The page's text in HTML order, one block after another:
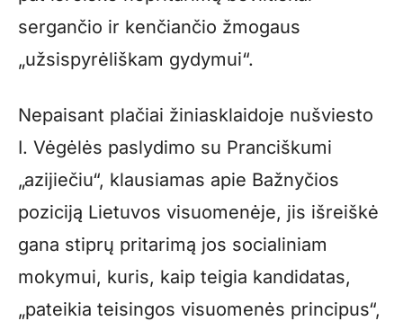
sergančio ir kenčiančio žmogaus
„užsispyrėliškam gydymui“.
Nepaisant plačiai žiniasklaidoje nušviesto
I. Vėgėlės paslydimo su Pranciškumi
„azijiečiu“, klausiamas apie Bažnyčios
poziciją Lietuvos visuomenėje, jis išreiškė
gana stiprų pritarimą jos socialiniam
mokymui, kuris, kaip teigia kandidatas,
„pateikia teisingos visuomenės principus“,